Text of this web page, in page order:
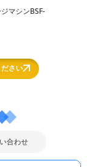
マシンBSF-
さい
合わせ